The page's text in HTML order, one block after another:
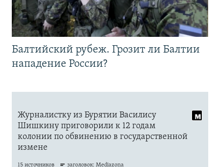
Балтийский рубеж. Грозит ли Балтии
нападение России?